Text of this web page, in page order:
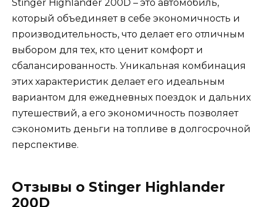
Stinger Highlander 200D – это автомобиль,
который объединяет в себе экономичность и
производительность, что делает его отличным
выбором для тех, кто ценит комфорт и
сбалансированность. Уникальная комбинация
этих характеристик делает его идеальным
вариантом для ежедневных поездок и дальних
путешествий, а его экономичность позволяет
сэкономить деньги на топливе в долгосрочной
перспективе.
Отзывы о Stinger Highlander
200D